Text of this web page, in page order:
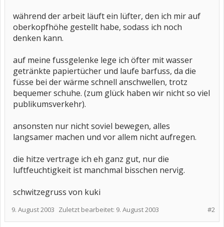
während der arbeit läuft ein lüfter, den ich mir auf
oberkopfhöhe gestellt habe, sodass ich noch
denken kann.
auf meine fussgelenke lege ich öfter mit wasser
getränkte papiertücher und laufe barfuss, da die
füsse bei der wärme schnell anschwellen, trotz
bequemer schuhe. (zum glück haben wir nicht so viel
publikumsverkehr).
ansonsten nur nicht soviel bewegen, alles
langsamer machen und vor allem nicht aufregen.
die hitze vertrage ich eh ganz gut, nur die
luftfeuchtigkeit ist manchmal bisschen nervig.
schwitzegruss von kuki
#2
9. August 2003 Zuletzt bearbeitet: 9. August 2003